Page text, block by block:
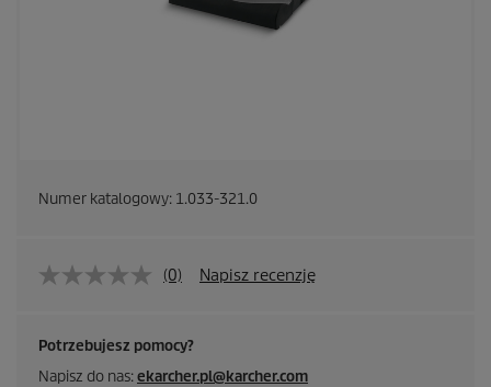
Numer katalogowy: 1.033-321.0
(0) Napisz recenzję
Potrzebujesz pomocy?
Napisz do nas:ekarcher.pl@karcher.com